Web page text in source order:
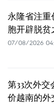
永隆省注重
胞开辟脱贫
07/08/2026
第33次外
价越南的外